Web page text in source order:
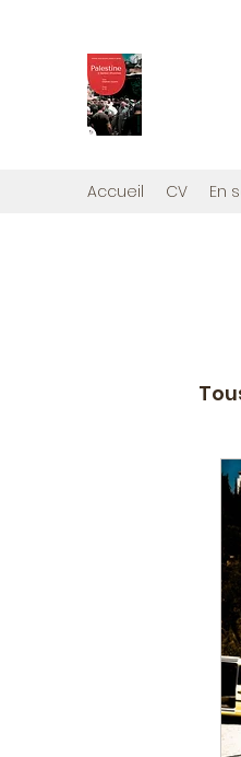
Accueil CV En